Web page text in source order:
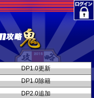
DP1.0更新
DP1.0除籍
DP2.0追加